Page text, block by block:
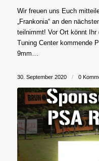
Wir freuen uns Euch
„Frankonia“ an den
teilnimmt! Vor Ort könnt Ihr
Tuning Center kommende
9mm…
30. September 2020 / 0